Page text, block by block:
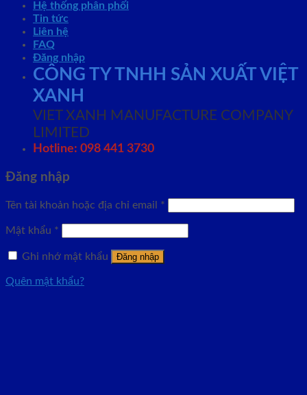
Hệ thống phân phối
Tin tức
Liên hệ
FAQ
Đăng nhập
CÔNG TY TNHH SẢN XUẤT VIỆT
XANH
VIET XANH MANUFACTURE COMPANY
LIMITED
Hotline: 098 441 3730
Đăng nhập
Tên tài khoản hoặc địa chỉ email *
Mật khẩu *
Ghi nhớ mật khẩu Đăng nhập
Quên mật khẩu?